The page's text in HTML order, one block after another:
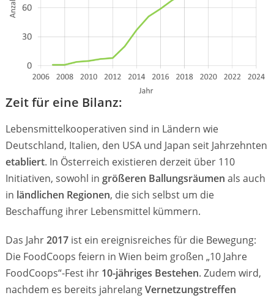
Zeit für eine Bilanz:
Lebensmittelkooperativen sind in Ländern wie
Deutschland, Italien, den USA und Japan seit Jahrzehnten
etabliert. In Österreich existieren derzeit über 110
Initiativen, sowohl in größeren Ballungsräumen als auch
in ländlichen Regionen, die sich selbst um die
Beschaffung ihrer Lebensmittel kümmern.
Das Jahr2017 ist ein ereignisreiches für die Bewegung:
Die FoodCoops feiern in Wien beim großen „10 Jahre
FoodCoops“-Fest ihr 10-jähriges Bestehen. Zudem wird,
nachdem es bereits jahrelangVernetzungstreffen